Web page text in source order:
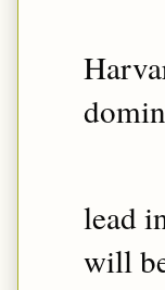
lead
will